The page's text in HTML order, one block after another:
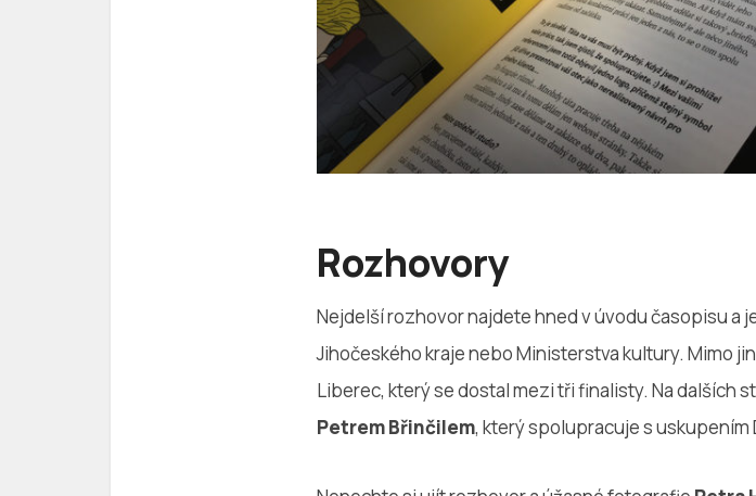
Rozhovory
Nejdelší rozhovor najdete hned v úvodu časopisu a
Jihočeského kraje nebo Ministerstva kultury. Mimo
Liberec, který se dostal mezi tři finalisty. Na dalších
Petrem Břinčilem, který spolupracuje s uskupením